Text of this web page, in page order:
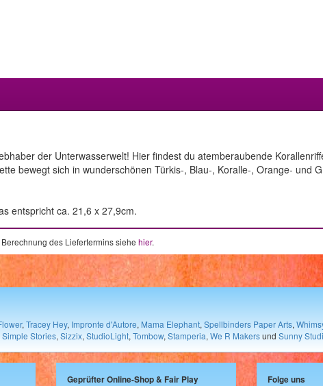
der Unterwasserwelt! Hier findest du atemberaubende
bewegt sich in wunderschönen Türkis-, Blau-, Koralle-, Orange- und
entspricht ca. 21,6 x 27,9cm.
des Liefertermins siehe hier.
, Tracey Hey, Impronte d'Autore, Mama Elephant, Spellbinders Paper Arts,
Simple Stories, Sizzix, StudioLight, Tombow, Stamperia, We R Makersund Sunny
Geprüfter Online-Shop & Fair Play
Folge uns